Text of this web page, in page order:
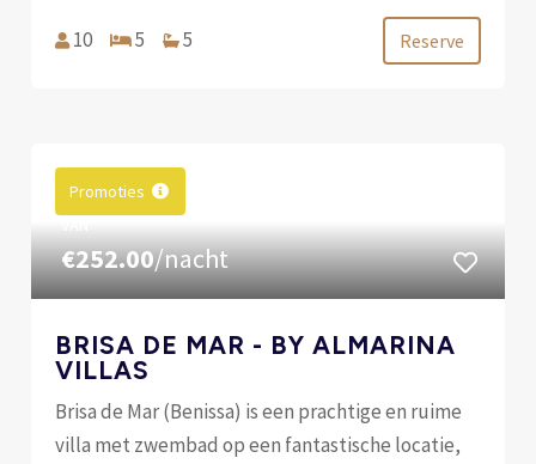
10 5 5 Reserve
Promoties
€252.00/nacht
BRISA DE MAR - BY ALMARINA
VILLAS
Brisa de Mar (Benissa) is een prachtige en ruime
villa met zwembad op een fantastische locatie,